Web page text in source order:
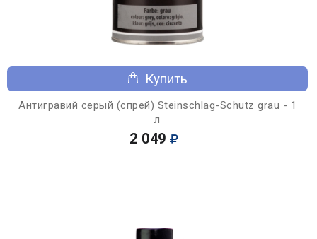
Купить
Антигравий серый (спрей) Steinschlag-Schutz grau - 1
л
2 049